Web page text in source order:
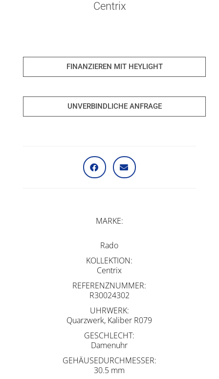
Centrix
FINANZIEREN MIT HEYLIGHT
UNVERBINDLICHE ANFRAGE
MARKE
Rado
KOLLEKTION
Centrix
REFERENZNUMMER
R30024302
UHRWERK
Quarzwerk, Kaliber R079
GESCHLECHT
Damenuhr
GEHÄUSEDURCHMESSER
30.5 mm